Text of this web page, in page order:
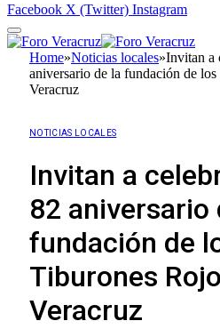
Facebook X (Twitter) Instagram
Home»Noticias locales»Invitan a
aniversario de la fundación de
Veracruz
NOTICIAS LOCALES
Invitan a
82 aniversario
fundación de
Tiburones
Veracruz